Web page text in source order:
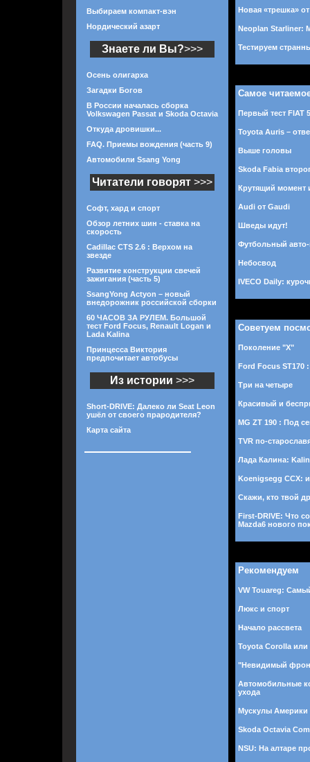
Выбираем компакт-вэн
Нордический азарт
Знаете ли Вы?>>>
Осень олигарха
Загадки Богов
В России началась сборка
Volkswagen Passat и Skoda Octavia
Откуда дровишки...
FAQ. Приемы вождения (часть 9)
Автомобили Ssang Yong
Читатели говорят >>>
Софт, хард и спорт
Обзор летних шин - ставка на
скорость
Cadillac CTS 2.6 : Верхом на
звезде
Развитие конструкции свечей
зажигания (часть 5)
SsangYong Actyon – новый
внедорожник российской сборки
60 ЧАСОВ ЗА РУЛЕМ. Большой
тест Ford Focus, Renault Logan и
Lada Kalina
Принцесса Виктория
предпочитает автобусы
Из истории >>>
Short-DRIVE: Далеко ли Seat Leon
ушёл от своего прародителя?
Карта сайта
Новая «трешка»
Neoplan Starliner:
Тестируем
Самое
Первый тест FIAT
Toyota Auris –
Выше головы
Skoda Fabia
Крутящий момент
Audi от Gaudi
Шведы идут!
Футбольный
Небосвод
IVECO Daily:
Советуем
Поколение "Х"
Ford Focus ST170
Три на четыре
Красивый и
MG ZT 190 : Под
TVR по-
Лада Калина:
Koenigsegg CCX:
Скажи, кто твой
First-DRIVE: Что
Mazda6 нового
Рекомендуем
VW Touareg:
Люкс и спорт
Начало рассвета
Toyota Corolla
"Невидимый
Автомобильные
ухода
Мускулы Америки
Skoda Octavia
NSU: На алтаре